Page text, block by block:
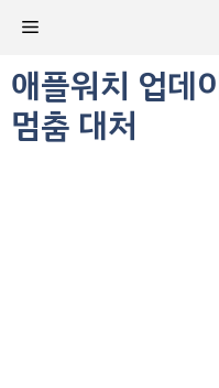
츠
로
건
메
뉴
애플워치 업데
멈춤 대처